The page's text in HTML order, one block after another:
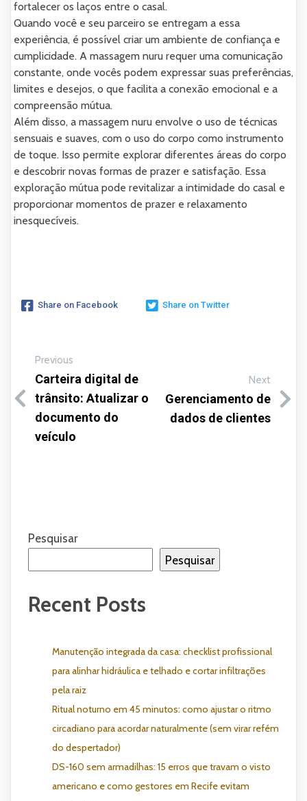
fortalecer os laços entre o casal.
Quando você e seu parceiro se entregam a essa
experiência, é possível criar um ambiente de confiança e
cumplicidade. A massagem nuru requer uma comunicação
constante, onde vocês podem expressar suas preferências,
limites e desejos, o que facilita a conexão emocional e a
compreensão mútua.
Além disso, a massagem nuru envolve o uso de técnicas
sensuais e suaves, com o uso do corpo como instrumento
de toque. Isso permite explorar diferentes áreas do corpo
e descobrir novas formas de prazer e satisfação. Essa
exploração mútua pode revitalizar a intimidade do casal e
proporcionar momentos de prazer e relaxamento
inesquecíveis.
Share on Facebook Share on Twitter
Previous
Carteira digital de
trânsito: Atualizar o
documento do
veículo
Next
Gerenciamento de
dados de clientes
Pesquisar
Pesquisar
Recent Posts
Manutenção integrada da casa: checklist profissional
para alinhar hidráulica e telhado e cortar infiltrações
pela raiz
Ritual noturno em 45 minutos: como ajustar o ritmo
circadiano para acordar naturalmente (sem virar refém
do despertador)
DS-160 sem armadilhas: 15 erros que travam o visto
americano e como gestores em Recife evitam